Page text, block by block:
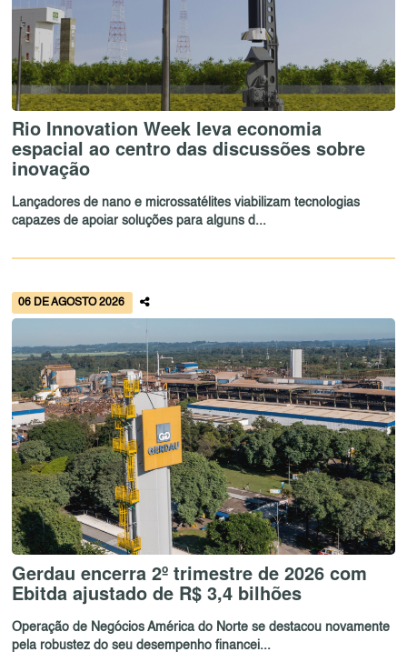
Rio Innovation Week leva economia
espacial ao centro das discussões sobre
inovação
Lançadores de nano e microssatélites viabilizam tecnologias
capazes de apoiar soluções para alguns d...
06 DE AGOSTO 2026
Gerdau encerra 2º trimestre de 2026 com
Ebitda ajustado de R$ 3,4 bilhões
Operação de Negócios América do Norte se destacou novamente
pela robustez do seu desempenho financei...